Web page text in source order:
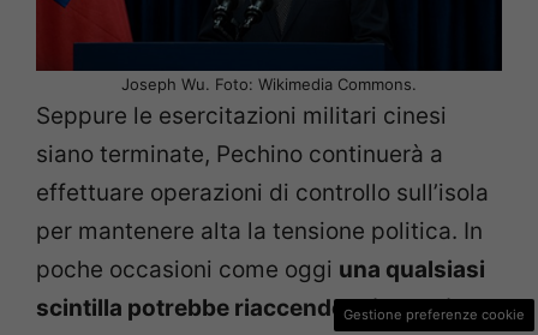
Joseph Wu. Foto: Wikimedia Commons.
Seppure le esercitazioni militari cinesi
siano terminate, Pechino continuerà a
effettuare operazioni di controllo sull’isola
per mantenere alta la tensione politica. In
poche occasioni come oggi una qualsiasi
scintilla potrebbe riaccendere in maniera
Gestione preferenze cookie